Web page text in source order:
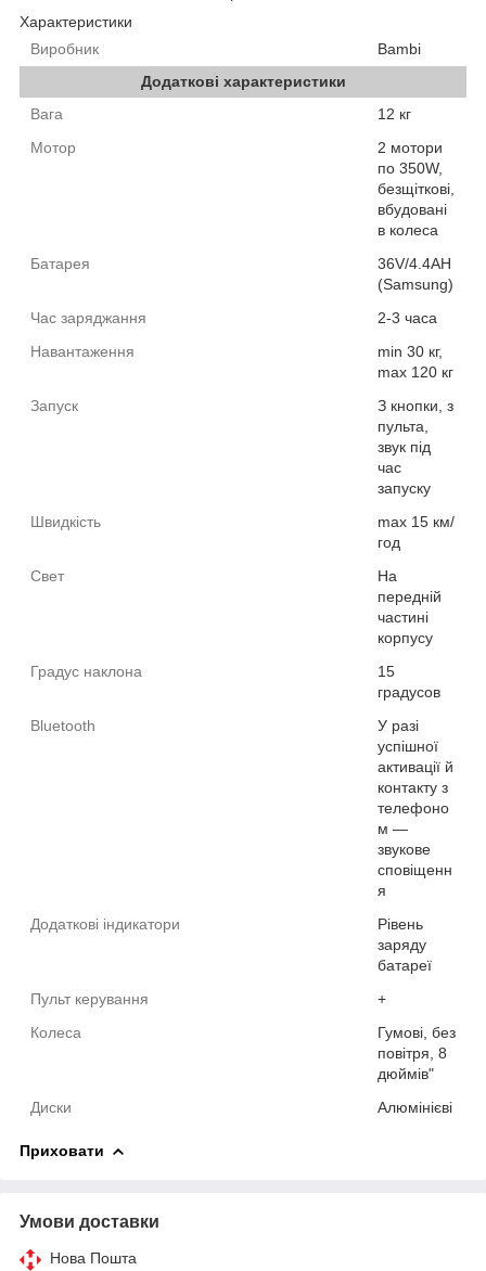
Характеристики
Виробник
Bambi
Додаткові характеристики
Вага
12 кг
Мотор
2 мотори
по 350W,
безщіткові,
вбудовані
в колеса
Батарея
36V/4.4AH
(Samsung)
Час заряджання
2-3 часа
Навантаження
min 30 кг,
max 120 кг
Запуск
З кнопки, з
пульта,
звук під
час
запуску
Швидкість
max 15 км/
год
Свет
На
передній
частині
корпусу
Градус наклона
15
градусов
Bluetooth
У разі
успішної
активації й
контакту з
телефоно
м —
звукове
сповіщенн
я
Додаткові індикатори
Рівень
заряду
батареї
Пульт керування
+
Колеса
Гумові, без
повітря, 8
дюймів"
Диски
Алюмінієві
Приховати
Умови доставки
Нова Пошта